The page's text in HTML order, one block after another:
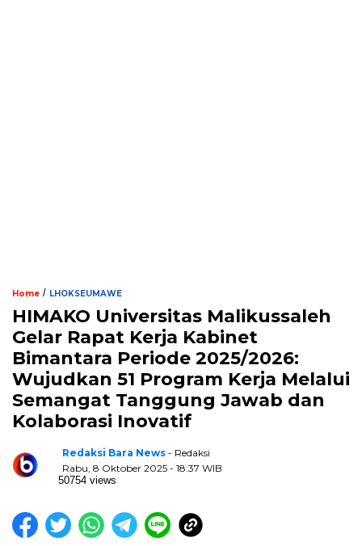
Home / LHOKSEUMAWE
HIMAKO Universitas Malikussaleh
Gelar Rapat Kerja Kabinet
Bimantara Periode 2025/2026:
Wujudkan 51 Program Kerja Melalui
Semangat Tanggung Jawab dan
Kolaborasi Inovatif
Redaksi Bara News - Redaksi
Rabu, 8 Oktober 2025 - 18:37 WIB
50754 views